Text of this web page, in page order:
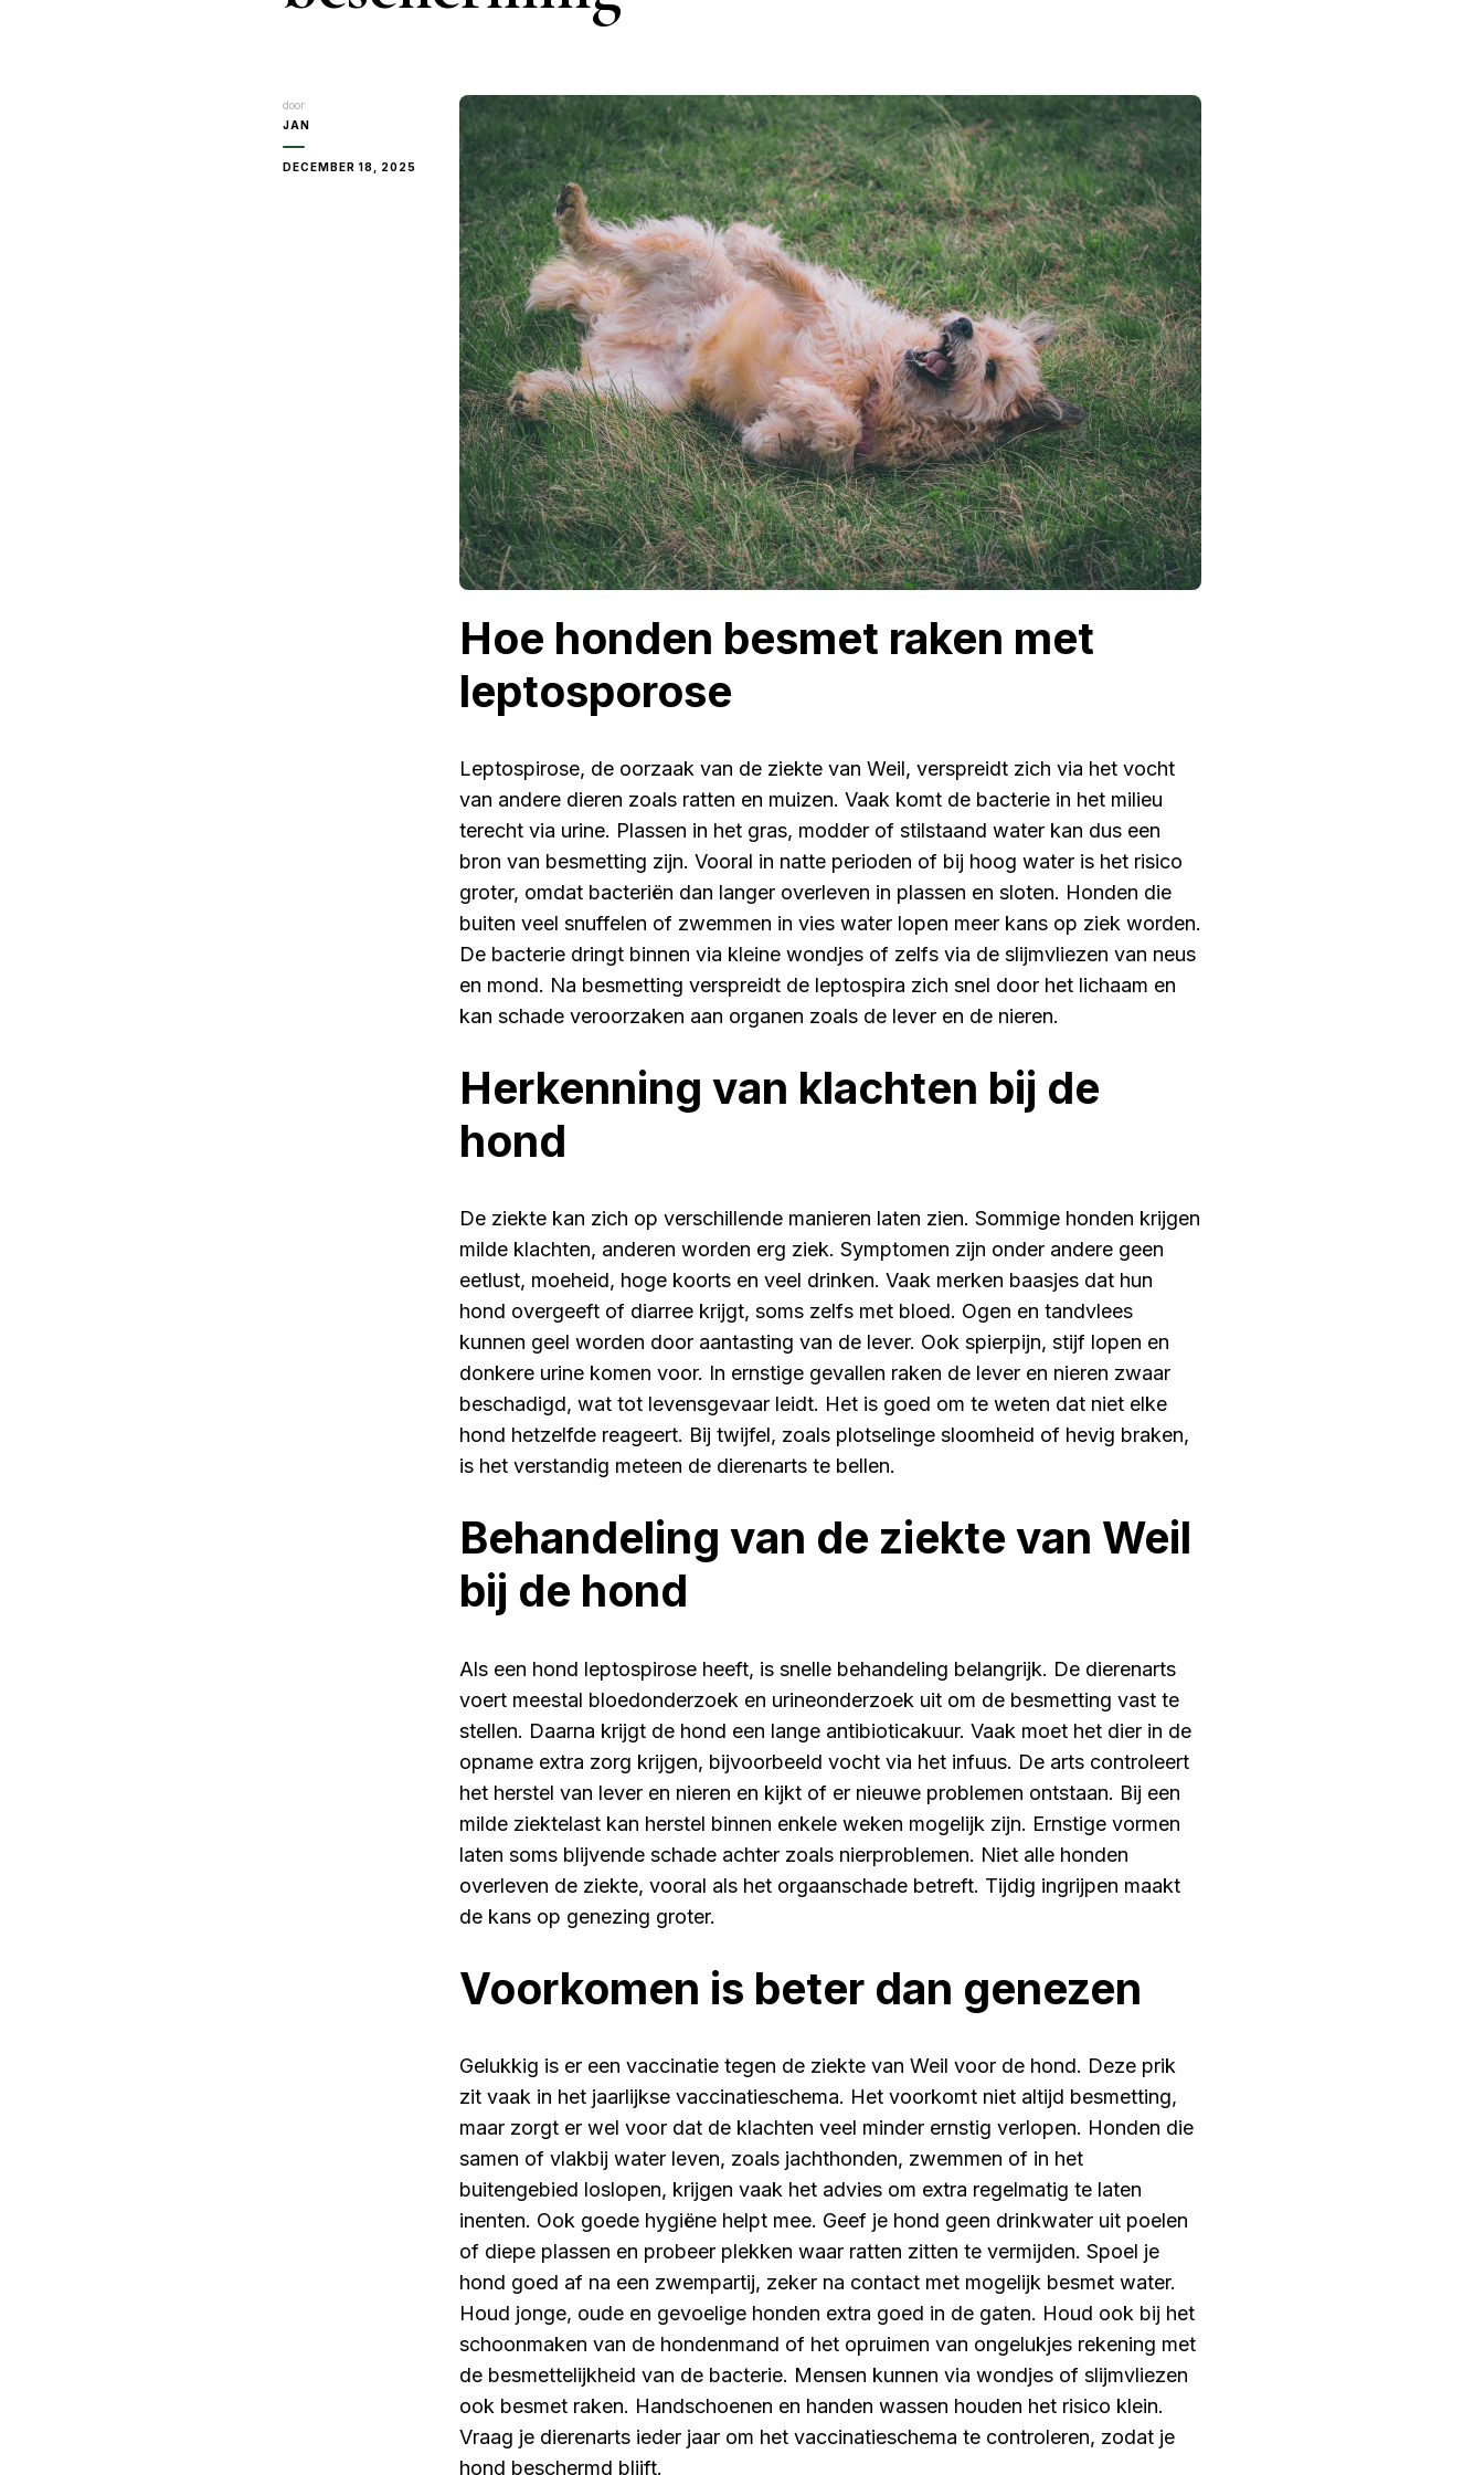
door
JAN
DECEMBER 18, 2025
Hoe honden besmet raken met
leptosporose
Leptospirose, de oorzaak van de ziekte van Weil, verspreidt zich via het vocht
van andere dieren zoals ratten en muizen. Vaak komt de bacterie in het milieu
terecht via urine. Plassen in het gras, modder of stilstaand water kan dus een
bron van besmetting zijn. Vooral in natte perioden of bij hoog water is het risico
groter, omdat bacteriën dan langer overleven in plassen en sloten. Honden die
buiten veel snuffelen of zwemmen in vies water lopen meer kans op ziek worden.
De bacterie dringt binnen via kleine wondjes of zelfs via de slijmvliezen van neus
en mond. Na besmetting verspreidt de leptospira zich snel door het lichaam en
kan schade veroorzaken aan organen zoals de lever en de nieren.
Herkenning van klachten bij de
hond
De ziekte kan zich op verschillende manieren laten zien. Sommige honden krijgen
milde klachten, anderen worden erg ziek. Symptomen zijn onder andere geen
eetlust, moeheid, hoge koorts en veel drinken. Vaak merken baasjes dat hun
hond overgeeft of diarree krijgt, soms zelfs met bloed. Ogen en tandvlees
kunnen geel worden door aantasting van de lever. Ook spierpijn, stijf lopen en
donkere urine komen voor. In ernstige gevallen raken de lever en nieren zwaar
beschadigd, wat tot levensgevaar leidt. Het is goed om te weten dat niet elke
hond hetzelfde reageert. Bij twijfel, zoals plotselinge sloomheid of hevig braken,
is het verstandig meteen de dierenarts te bellen.
Behandeling van de ziekte van Weil
bij de hond
Als een hond leptospirose heeft, is snelle behandeling belangrijk. De dierenarts
voert meestal bloedonderzoek en urineonderzoek uit om de besmetting vast te
stellen. Daarna krijgt de hond een lange antibioticakuur. Vaak moet het dier in de
opname extra zorg krijgen, bijvoorbeeld vocht via het infuus. De arts controleert
het herstel van lever en nieren en kijkt of er nieuwe problemen ontstaan. Bij een
milde ziektelast kan herstel binnen enkele weken mogelijk zijn. Ernstige vormen
laten soms blijvende schade achter zoals nierproblemen. Niet alle honden
overleven de ziekte, vooral als het orgaanschade betreft. Tijdig ingrijpen maakt
de kans op genezing groter.
Voorkomen is beter dan genezen
Gelukkig is er een vaccinatie tegen de ziekte van Weil voor de hond. Deze prik
zit vaak in het jaarlijkse vaccinatieschema. Het voorkomt niet altijd besmetting,
maar zorgt er wel voor dat de klachten veel minder ernstig verlopen. Honden die
samen of vlakbij water leven, zoals jachthonden, zwemmen of in het
buitengebied loslopen, krijgen vaak het advies om extra regelmatig te laten
inenten. Ook goede hygiëne helpt mee. Geef je hond geen drinkwater uit poelen
of diepe plassen en probeer plekken waar ratten zitten te vermijden. Spoel je
hond goed af na een zwempartij, zeker na contact met mogelijk besmet water.
Houd jonge, oude en gevoelige honden extra goed in de gaten. Houd ook bij het
schoonmaken van de hondenmand of het opruimen van ongelukjes rekening met
de besmettelijkheid van de bacterie. Mensen kunnen via wondjes of slijmvliezen
ook besmet raken. Handschoenen en handen wassen houden het risico klein.
Vraag je dierenarts ieder jaar om het vaccinatieschema te controleren, zodat je
hond beschermd blijft.